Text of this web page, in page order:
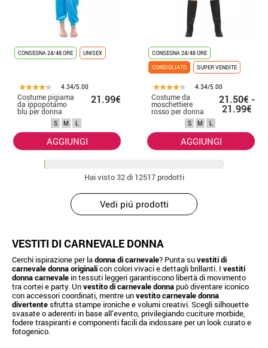
CONSEGNA 24/48 ORE UNISEX
4.34/5.00
Costume pigiama
da ippopotamo
blu per donna
21.99€
S M L
AGGIUNGI
CONSEGNA 24/48 ORE
CONSIGLIATO
SUPER VENDITE
4.34/5.00
Costume da
moschettiere
rosso per donna
21.50€ -
21.99€
S M L
AGGIUNGI
Hai visto32di 12517 prodotti
Vedi piú prodotti
VESTITI DI CARNEVALE DONNA
Cerchi ispirazione per ladonna di carnevale? Punta suvestiti di
carnevale donna originalicon colori vivaci e dettagli brillanti. I vestiti
donna carnevale in tessuti leggeri garantiscono libertà di movimento
tra cortei e party. Unvestito di carnevale donnapuò diventare iconico
con accessori coordinati, mentre unvestito carnevale donna
divertentesfrutta stampe ironiche e volumi creativi. Scegli silhouette
svasate o aderenti in base all’evento, privilegiando cuciture morbide,
fodere traspiranti e componenti facili da indossare per un look curato e
fotogenico.